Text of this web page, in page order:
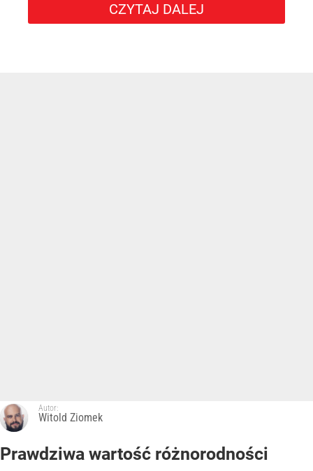
CZYTAJ DALEJ
Autor:
Witold Ziomek
Prawdziwa wartość różnorodności